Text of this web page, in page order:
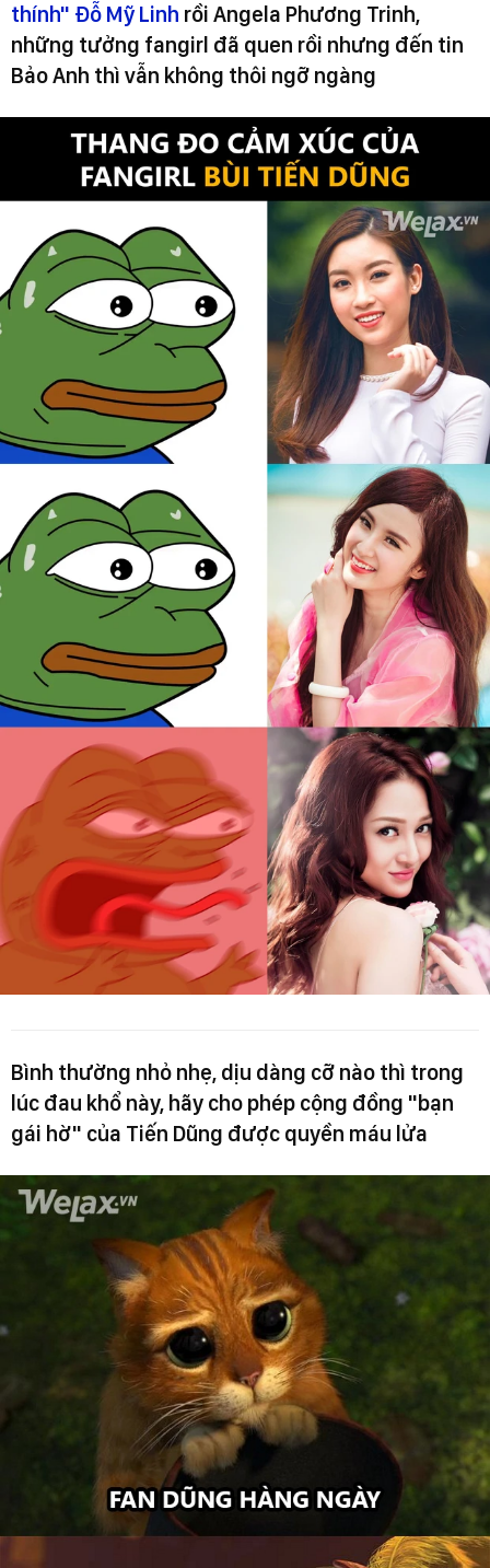
thính" Đỗ Mỹ Linh rồi Angela Phương Trinh,
những tưởng fangirl đã quen rồi nhưng đến tin
Bảo Anh thì vẫn không thôi ngỡ ngàng
Bình thường nhỏ nhẹ, dịu dàng cỡ nào thì trong
lúc đau khổ này, hãy cho phép cộng đồng "bạn
gái hờ" của Tiến Dũng được quyền máu lửa